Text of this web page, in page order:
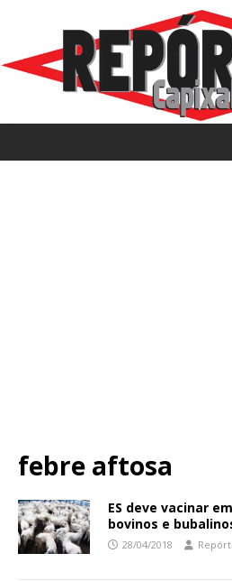
febre aftosa
ES deve vacinar
bovinos e
28/04/2018